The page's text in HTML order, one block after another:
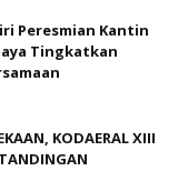
Peresmian Kantin
Tingkatkan
KODAERAL XIII